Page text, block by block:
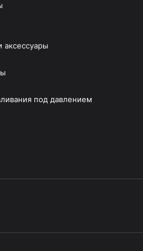
аксессуары
под давлением